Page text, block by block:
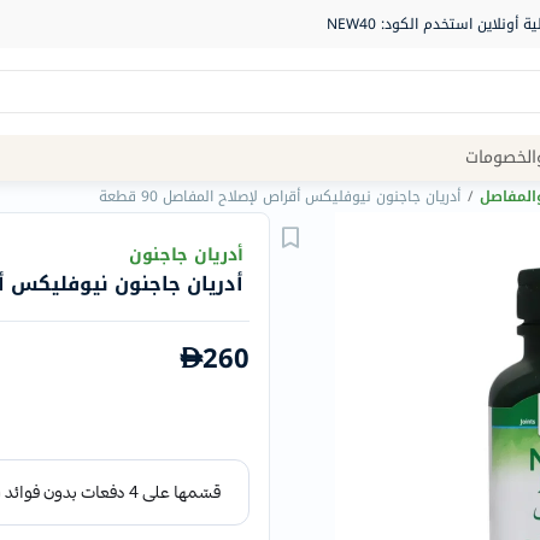
Navigation
الصيدلية
الماركات
Humantara
Posay
/ أدريان جاجنون نيوفليكس أقراص لإصلاح المفاصل 90 قطعة
أدريان جاجنون
أدريان جاجنون نيوفليكس
260